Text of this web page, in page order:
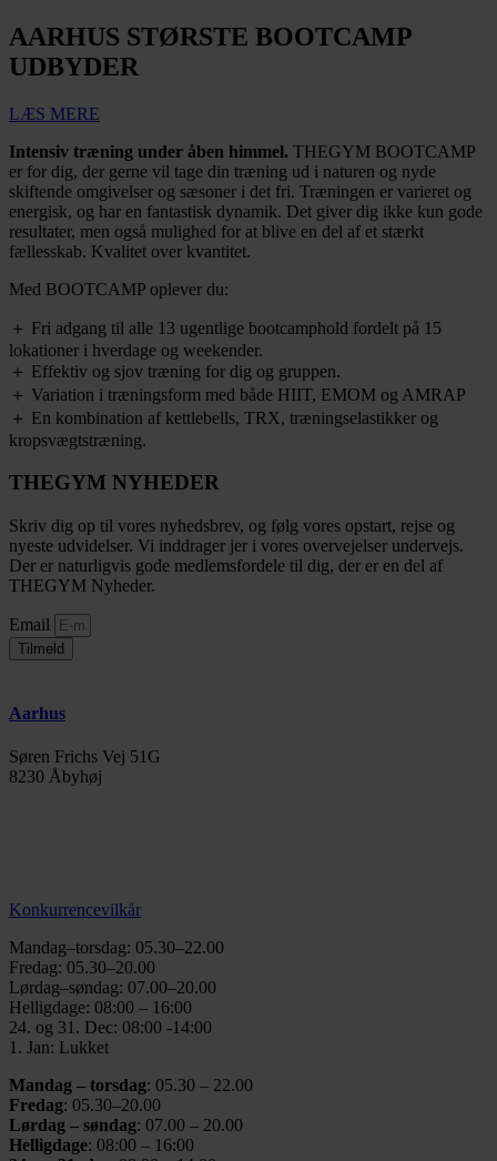
AARHUS STØRSTE BOOTCAMP
UDBYDER
LÆS MERE
Intensiv træning under åben himmel. THEGYM BOOTCAMP
er for dig, der gerne vil tage din træning ud i naturen og nyde
skiftende omgivelser og sæsoner i det fri. Træningen er varieret og
energisk, og har en fantastisk dynamik. Det giver dig ikke kun gode
resultater, men også mulighed for at blive en del af et stærkt
fællesskab. Kvalitet over kvantitet.
Med BOOTCAMP oplever du:
＋ Fri adgang til alle 13 ugentlige bootcamphold fordelt på 15
lokationer i hverdage og weekender.
＋ Effektiv og sjov træning for dig og gruppen.
＋ Variation i træningsform med både HIIT, EMOM og AMRAP
＋ En kombination af kettlebells, TRX, træningselastikker og
kropsvægtstræning.
THEGYM NYHEDER
Skriv dig op til vores nyhedsbrev, og følg vores opstart, rejse og
nyeste udvidelser. Vi inddrager jer i vores overvejelser undervejs.
Der er naturligvis gode medlemsfordele til dig, der er en del af
THEGYM Nyheder.
Email
Tilmeld
Aarhus
Søren Frichs Vej 51G
8230 Åbyhøj
Konkurrencevilkår
Mandag–torsdag: 05.30–22.00
Fredag: 05.30–20.00
Lørdag–søndag: 07.00–20.00
Helligdage: 08:00 – 16:00
24. og 31. Dec: 08:00 -14:00
1. Jan: Lukket
Mandag – torsdag: 05.30 – 22.00
Fredag: 05.30–20.00
Lørdag – søndag: 07.00 – 20.00
Helligdage: 08:00 – 16:00